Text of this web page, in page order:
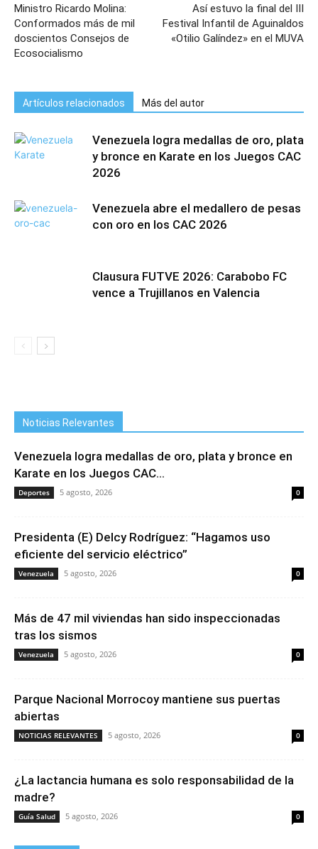
Ministro Ricardo Molina:
Conformados más de mil
doscientos Consejos de
Ecosocialismo
Así estuvo la final del III
Festival Infantil de Aguinaldos
«Otilio Galíndez» en el MUVA
Artículos relacionados Más del autor
Venezuela logra medallas de oro, plata
y bronce en Karate en los Juegos CAC
2026
Venezuela abre el medallero de pesas
con oro en los CAC 2026
Clausura FUTVE 2026: Carabobo FC
vence a Trujillanos en Valencia
Noticias Relevantes
Venezuela logra medallas de oro, plata y bronce en
Karate en los Juegos CAC...
Deportes 5 agosto, 2026 0
Presidenta (E) Delcy Rodríguez: “Hagamos uso
eficiente del servicio eléctrico”
Venezuela 5 agosto, 2026 0
Más de 47 mil viviendas han sido inspeccionadas
tras los sismos
Venezuela 5 agosto, 2026 0
Parque Nacional Morrocoy mantiene sus puertas
abiertas
NOTICIAS RELEVANTES 5 agosto, 2026 0
¿La lactancia humana es solo responsabilidad de la
madre?
Guía Salud 5 agosto, 2026 0